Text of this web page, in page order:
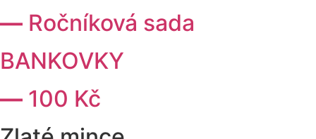
— Ročníková sada
BANKOVKY
— 100 Kč